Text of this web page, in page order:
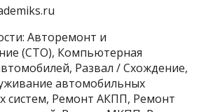
Авторемонт и
(СТО), Компьютерная
Развал / Схождение,
автомобильных
систем, Ремонт АКПП, Ремонт